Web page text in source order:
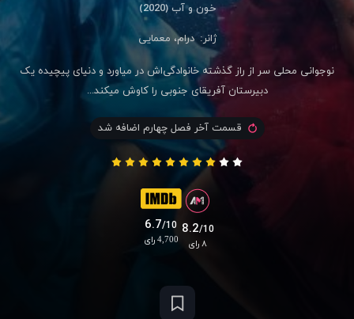
خون و آب (2020)
ژانر: درام، معمایی
نوجوانی محلی سر از راز گذشته خانوادگی‌اش در میاورد و دنیای پیچیده یک
دبیرستان آفریقای جنوبی را کاوش میکند...
قسمت آخر فصل چهارم اضافه شد
6.7/10
4,700 رای
8.2/10
۸ رای